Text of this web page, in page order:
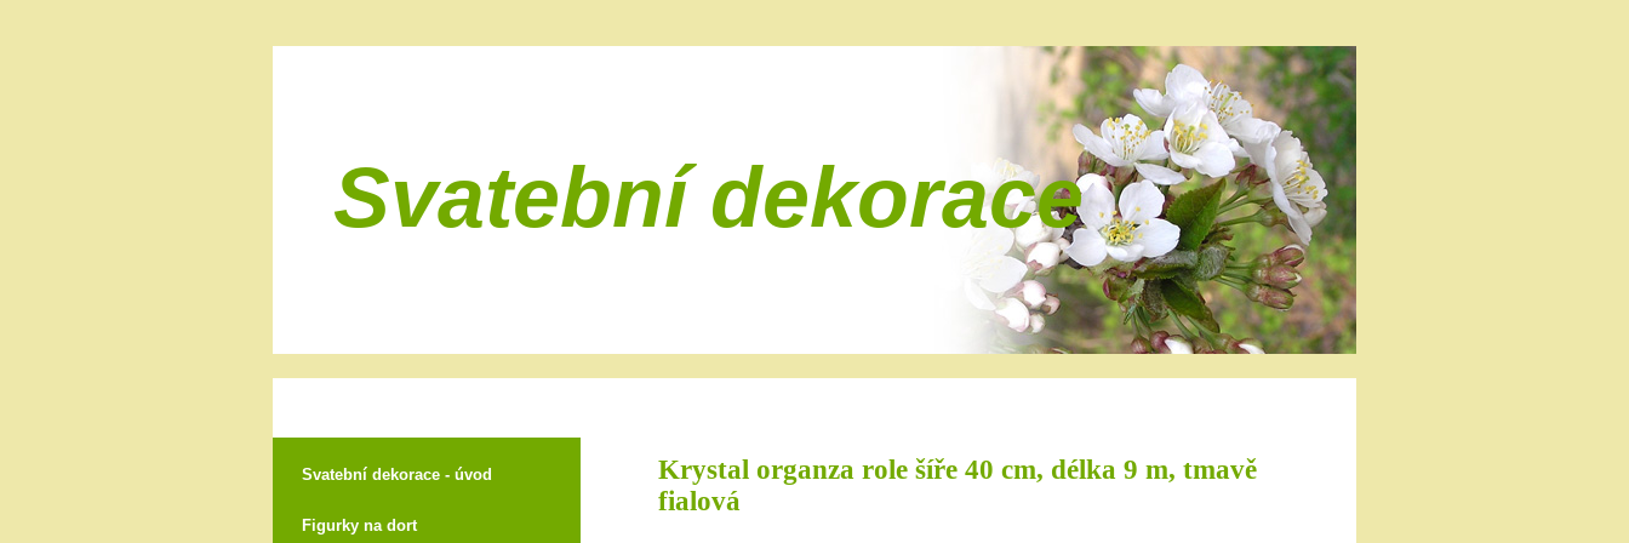
Svatební dekorace
Svatební dekorace - úvod
Figurky na dort
Krystal organza role šíře 40 cm, délka 9 m, tmavě
fialová